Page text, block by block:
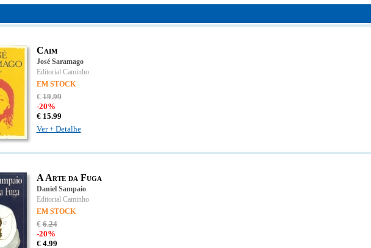
Caim
José Saramago
Editorial Caminho
EM STOCK
€19.99
-20%
€ 15.99
Ver + Detalhe
A Arte da Fuga
Daniel Sampaio
Editorial Caminho
EM STOCK
€6.24
-20%
€ 4.99